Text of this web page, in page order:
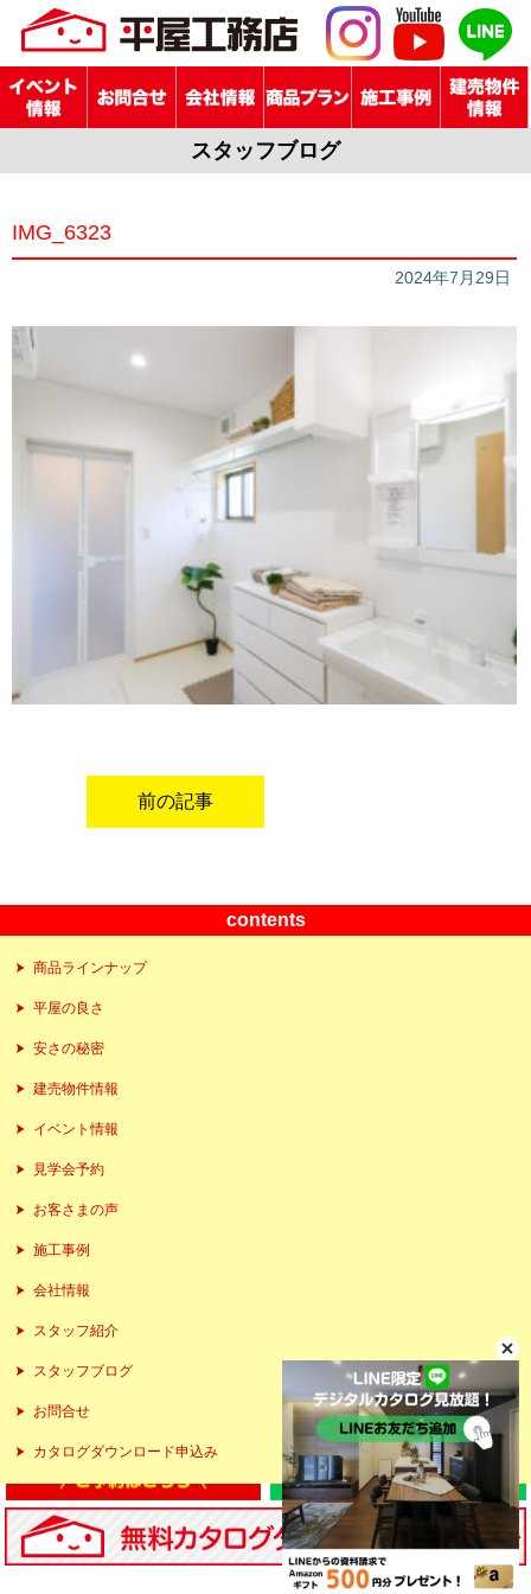
スタッフブログ
IMG_6323
2024年7月29日
前の記事
contents
商品ラインナップ
平屋の良さ
安さの秘密
建売物件情報
イベント情報
見学会予約
お客さまの声
施工事例
会社情報
スタッフ紹介
スタッフブログ
お問合せ
カタログダウンロード申込み